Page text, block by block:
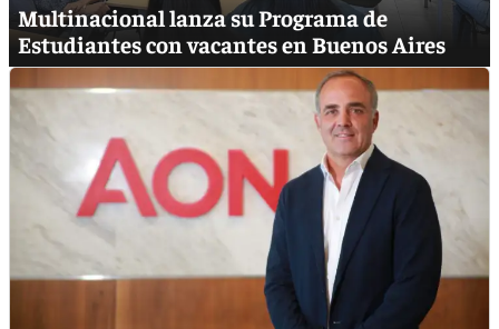
Multinacional lanza su Programa de
Estudiantes con vacantes en Buenos Aires